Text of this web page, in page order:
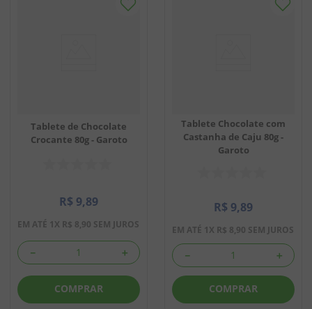
Tablete de Chocolate
Crocante 80g - Garoto
R$ 9,89
EM ATÉ 1X R$ 8,90 SEM JUROS
＋
－
COMPRAR
Tablete Chocolate com
Castanha de Caju 80g -
Garoto
R$ 9,89
EM ATÉ 1X R$ 8,90 SEM JUROS
＋
－
COMPRAR